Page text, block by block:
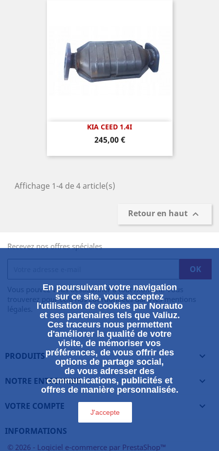
KIA CEED 1.4I
Prix
245,00 €
Affichage 1-4 de 4 article(s)
Retour en haut 
Recevez nos offres spéciales
Vous pouvez vous désabonner à tout moment. Vous
trouverez pour cela nos coordonnées dans les mentions
légales.
PRODUITS 
NOTRE ENTREPRISE 
VOTRE COMPTE 
INFORMATIONS
En poursuivant votre navigation
sur ce site, vous acceptez
l'utilisation de cookies par Norauto
et ses partenaires tels que Valiuz.
Ces traceurs nous permettent
d'améliorer la qualité de votre
visite, de mémoriser vos
préférences, de vous offrir des
options de partage social,
de vous adresser des
communications, publicités et
offres de manière personnalisée.
J'accepte
© 2026 - Logiciel e-commerce par PrestaShop™